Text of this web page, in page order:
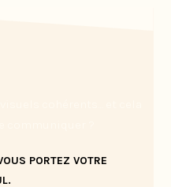
PORTEZ VOTRE